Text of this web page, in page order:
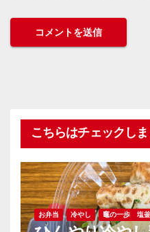
こちらはチェックし
お弁当 冷やし 竈の一歩 塩